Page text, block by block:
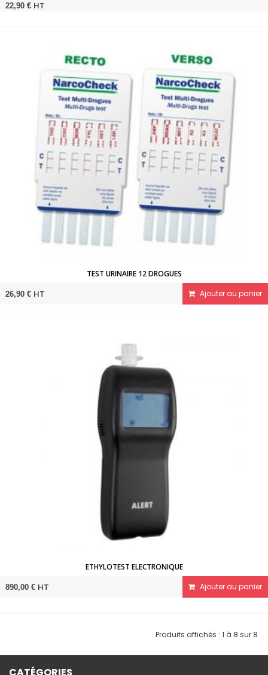
22,90 € HT
TEST URINAIRE 12 DROGUES
26,90 € HT Ajouter au panier
ETHYLOTEST ELECTRONIQUE
890,00 € HT Ajouter au panier
Produits affichés : 1 à 8 sur 8